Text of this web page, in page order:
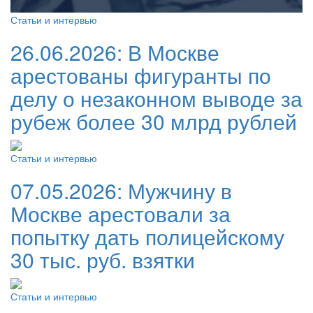
Статьи и интервью
26.06.2026: В Москве
арестованы фигуранты по
делу о незаконном выводе за
рубеж более 30 млрд рублей
Статьи и интервью
07.05.2026: Мужчину в
Москве арестовали за
попытку дать полицейскому
30 тыс. руб. взятки
Статьи и интервью